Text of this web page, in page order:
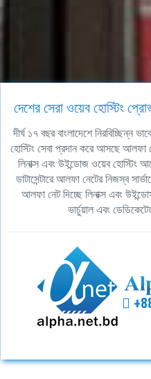
দেশের সেরা ওয়েব হোস্টিং
দীর্ঘ ১৭ বছর বাংলাদেশে নিরবিচ্ছিন্ন
হোস্টিং সেবা প্রদান করে আসছে আলফা
লিনাক্স এবং উইন্ডোজ ওয়েব হোস্টিং
ডাটাসেন্টারে আলফা নেটের নিজস্ব
আলফা নেট দিচ্ছে লিনাক্স এবং
ভার্চুয়াল এবং